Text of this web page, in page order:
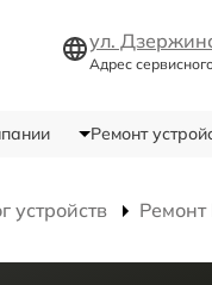
ул.
Адрес
Ремонт
устройств